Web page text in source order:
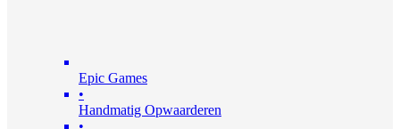
Epic Games
•
Handmatig Opwaarderen
•